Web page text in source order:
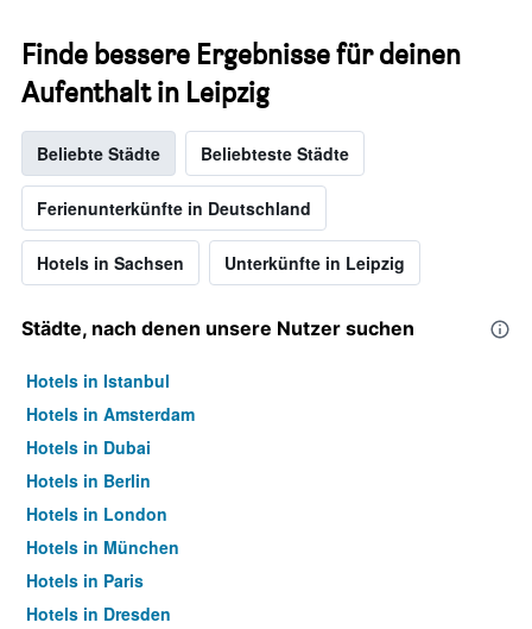
Finde bessere Ergebnisse für deinen
Aufenthalt in Leipzig
Beliebte Städte Beliebteste Städte
Ferienunterkünfte in Deutschland
Hotels in Sachsen Unterkünfte in Leipzig
Städte, nach denen unsere Nutzer suchen
Hotels in Istanbul
Hotels in Amsterdam
Hotels in Dubai
Hotels in Berlin
Hotels in London
Hotels in München
Hotels in Paris
Hotels in Dresden